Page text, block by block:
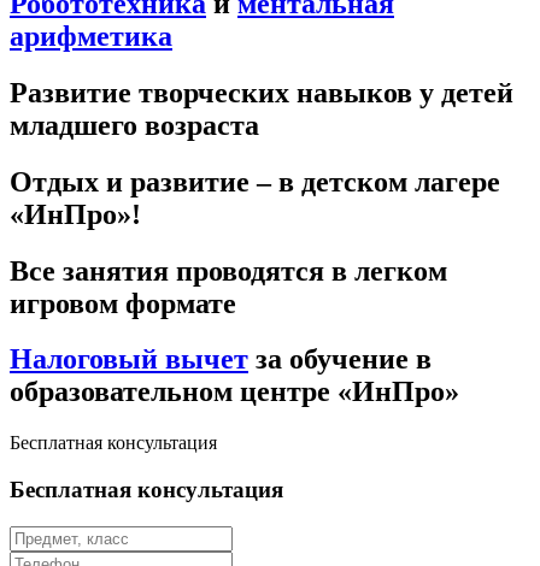
арифметика
Развитие творческих навыков у детей
младшего возраста
Отдых и развитие – в детском лагере
«ИнПро»!
Все занятия проводятся в легком
игровом формате
Налоговый вычет за обучение в
образовательном центре «ИнПро»
Бесплатная консультация
Бесплатная консультация